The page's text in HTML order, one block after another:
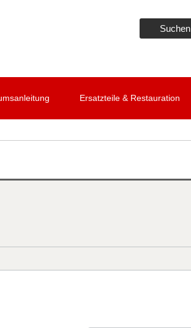
Suchen
Ersatzteile & Restauration